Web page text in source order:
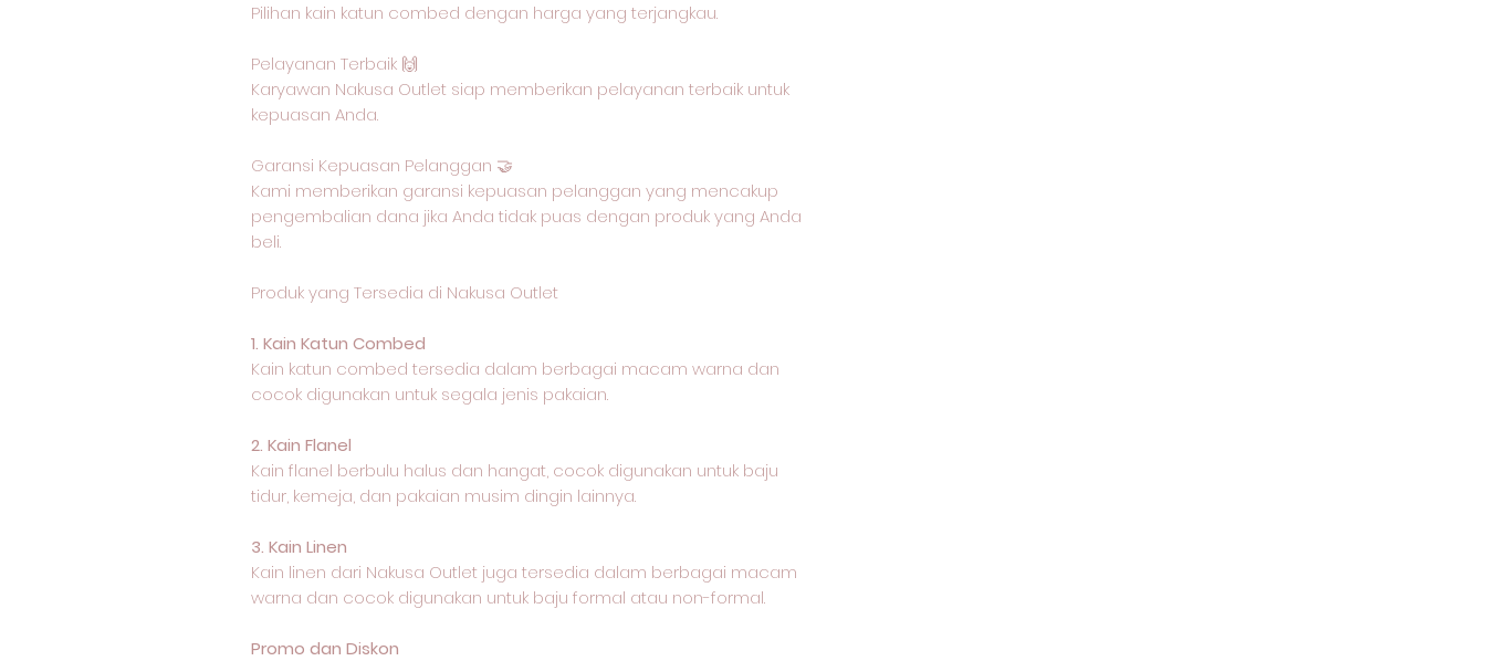
Pilihan kain katun combed dengan harga yang terjangkau.
Pelayanan Terbaik 🙌
Karyawan Nakusa Outlet siap memberikan pelayanan terbaik untuk
kepuasan Anda.
Garansi Kepuasan Pelanggan 🤝
Kami memberikan garansi kepuasan pelanggan yang mencakup
pengembalian dana jika Anda tidak puas dengan produk yang Anda
beli.
Produk yang Tersedia di Nakusa Outlet
1. Kain Katun Combed
Kain katun combed tersedia dalam berbagai macam warna dan
cocok digunakan untuk segala jenis pakaian.
2. Kain Flanel
Kain flanel berbulu halus dan hangat, cocok digunakan untuk baju
tidur, kemeja, dan pakaian musim dingin lainnya.
3. Kain Linen
Kain linen dari Nakusa Outlet juga tersedia dalam berbagai macam
warna dan cocok digunakan untuk baju formal atau non-formal.
Promo dan Diskon